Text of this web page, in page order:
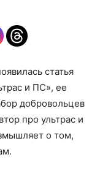
статья
и ПС», ее
добровольцев
про ультрас и
о том,